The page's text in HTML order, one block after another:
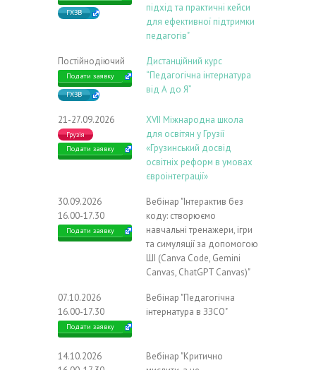
ГХЗВ
підхід та практичні кейси
для ефективної підтримки
педагогів"
Постійнодіючий
Подати заявку
ГХЗВ
Дистанційний курс
“Педагогічна інтернатура
від А до Я”
21-27.09.2026
Грузія
Подати заявку
ХVIІ Міжнародна школа
для освітян у Грузії
«Грузинський досвід
освітніх реформ в умовах
євроінтеграції»
30.09.2026
16.00-17.30
Подати заявку
Вебінар "Інтерактив без
коду: створюємо
навчальні тренажери, ігри
та симуляції за допомогою
ШІ (Canva Code, Gemini
Canvas, ChatGPT Canvas)"
07.10.2026
16.00-17.30
Подати заявку
Вебінар "Педагогічна
інтернатура в ЗЗСО"
14.10.2026
Вебінар "Критично